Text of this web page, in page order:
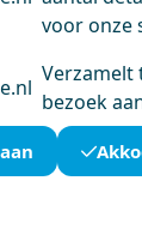
voor onze
Verzamelt
bezoek